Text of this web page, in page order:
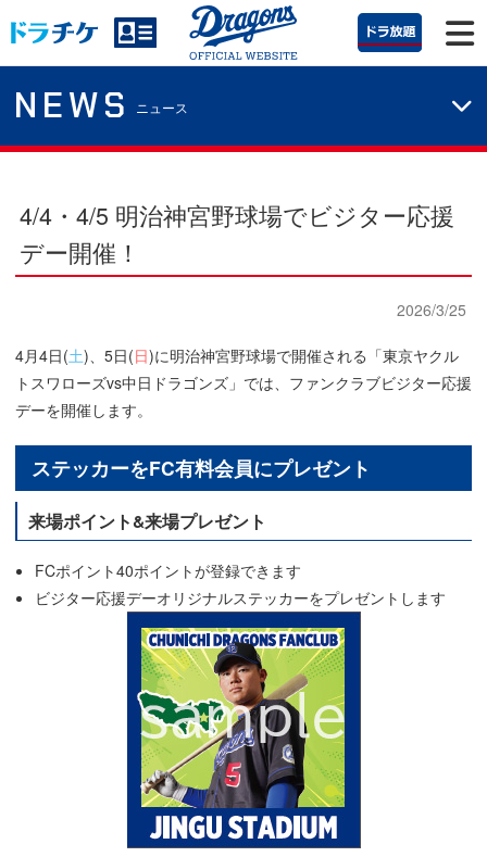
NEWS ニュース
4/4・4/5 明治神宮野球場でビジター応援
デー開催！
2026/3/25
4月4日(土)、5日(日)に明治神宮野球場で開催される「東京ヤクル
トスワローズvs中日ドラゴンズ」では、ファンクラブビジター応援
デーを開催します。
ステッカーをFC有料会員にプレゼント
来場ポイント&来場プレゼント
FCポイント40ポイントが登録できます
ビジター応援デーオリジナルステッカーをプレゼントします